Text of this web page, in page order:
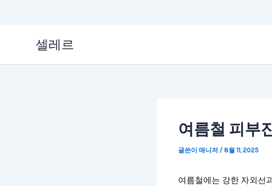
츠
셀레르
여름철 피부
글쓴이 매니저 / 8월 11, 2025
여름철에는 강한 자외선